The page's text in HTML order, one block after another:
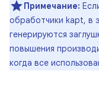
Примечание:
обработчики kapt, в
генерируются
повышения
когда все